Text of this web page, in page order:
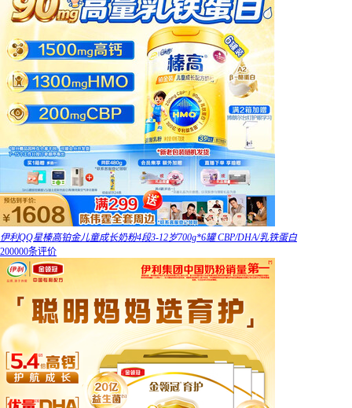
伊利QQ星榛高铂金儿童成长奶粉4段3-12岁700g*6罐 CBP/DHA/乳铁蛋白
200000条评价